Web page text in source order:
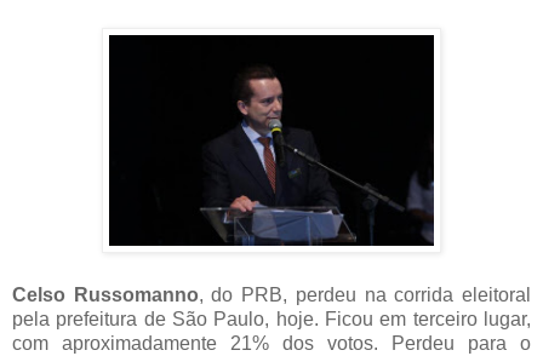
Celso Russomanno, do PRB, perdeu na corrida eleitoral
pela prefeitura de São Paulo, hoje. Ficou em terceiro lugar,
com aproximadamente 21% dos votos. Perdeu para o